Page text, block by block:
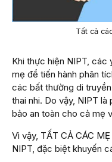
Tất cả
Khi thực hiện NIPT, các
mẹ để tiến hành phân
các bất thường di
thai nhi. Do vậy, NIPT
bảo an toàn cho cả mẹ
Vì vậy, TẤT CẢ CÁC
NIPT, đặc biệt khuyến